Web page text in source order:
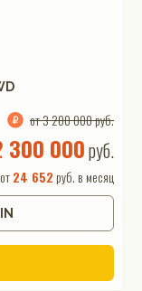
от 3 200 000 руб.
300 000руб.
от24 652 руб. в месяц